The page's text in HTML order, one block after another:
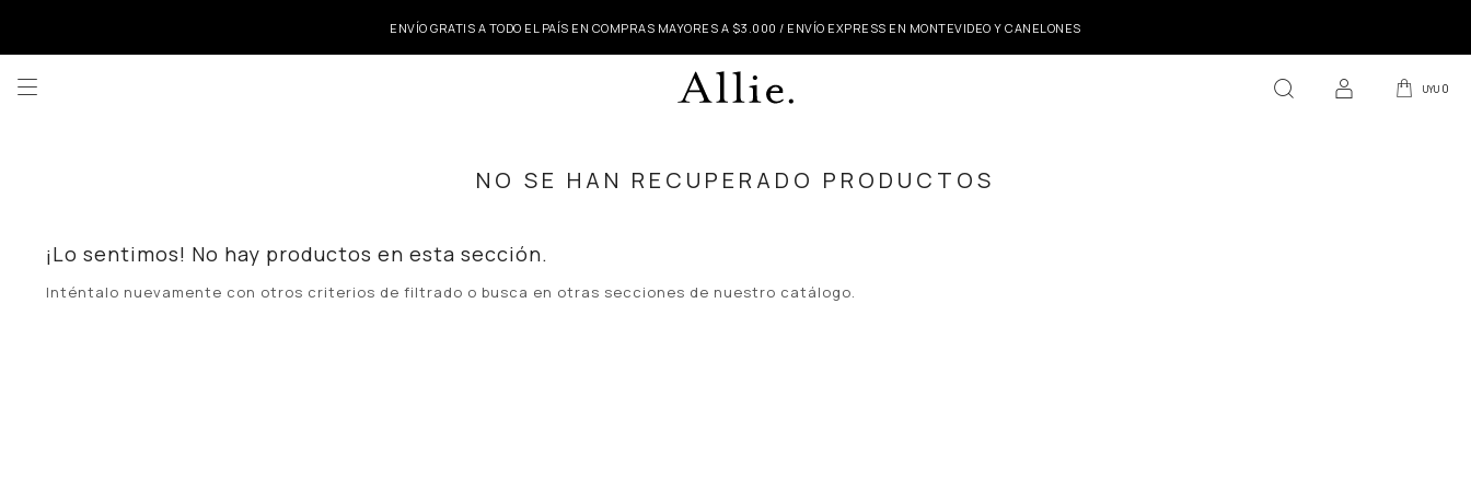
ENVÍO GRATIS A TODO EL PAÍS EN COMPRAS MAYORES A $3.000 / ENVÍO EXPRESS EN MONTEVIDEO Y CANELONES
UYU 0

NO SE HAN RECUPERADO PRODUCTOS
¡Lo sentimos! No hay productos en esta sección.
Inténtalo nuevamente con otros criterios de filtrado o busca en otras secciones de nuestro catálogo.